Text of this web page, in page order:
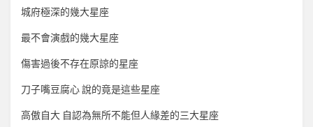
城府極深的幾大星座
最不會演戲的幾大星座
傷害過後不存在原諒的星座
刀子嘴豆腐心 說的竟是這些星座
高傲自大 自認為無所不能但人緣差的三大星座